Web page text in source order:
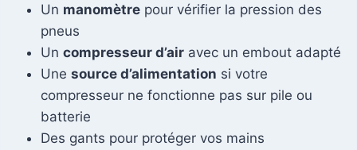
Un manomètre pour vérifier la pression des
pneus
Un compresseur d’air avec un embout adapté
Une source d’alimentation si votre
compresseur ne fonctionne pas sur pile ou
batterie
Des gants pour protéger vos mains